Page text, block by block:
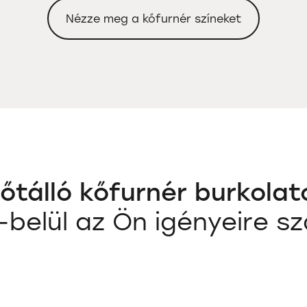
Nézze meg a kőfurnér színeket
kőfurnér
belül az Ön igényeire